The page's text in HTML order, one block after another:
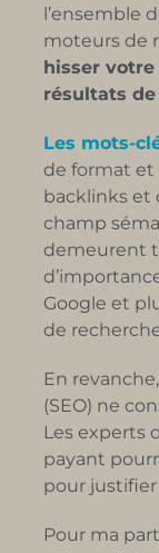
l’ensemble
moteurs de
hisser
résultats de
Les mots-
de format et
backlinks et
champ
demeurent
Google et
de
En
(SEO) ne
Les experts
payant
pour
Pour ma